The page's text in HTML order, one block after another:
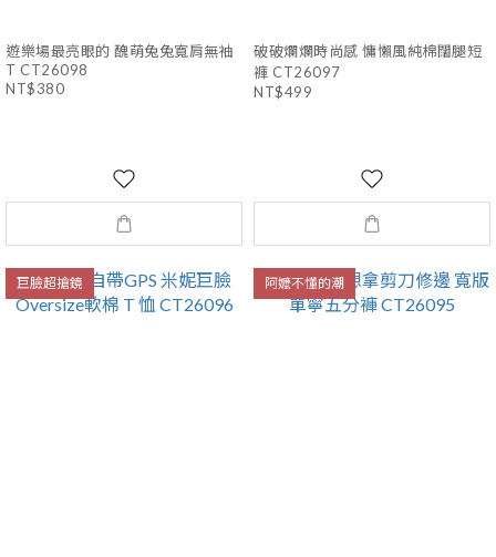
遊樂場最亮眼的 醜萌兔兔寬肩無袖
T CT26098
NT$380
破破爛爛時尚感 慵懶風純棉闊腿短
褲 CT26097
NT$499
巨臉超搶鏡 阿嬤不懂的潮